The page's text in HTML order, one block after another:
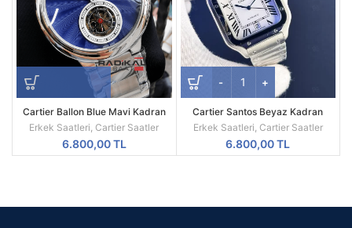
Cartier Ballon Blue Mavi Kadran
Otomatik Mekanizma Replika
Erkek Kol Saati
Erkek Saatleri ,Cartier Saatler
6.800,00TL
Cartier Santos Beyaz Kadran
Otomatik Paslanmaz Çelik Saat
Erkek Saatleri Cartier Saatler
6.800,00TL